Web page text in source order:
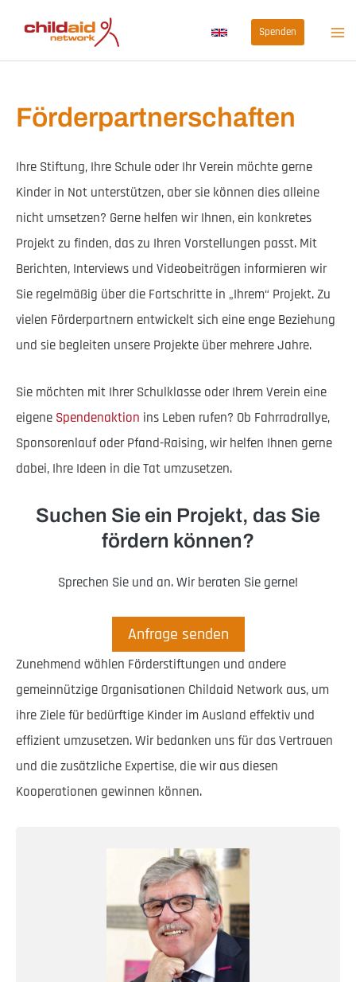
Inhalt
springen
Spenden
Förderpartnerschaften
Ihre Stiftung, Ihre Schule oder Ihr Verein möchte gerne
Kinder in Not unterstützen, aber sie können dies alleine
nicht umsetzen? Gerne helfen wir Ihnen, ein konkretes
Projekt zu finden, das zu Ihren Vorstellungen passt. Mit
Berichten, Interviews und Videobeiträgen informieren wir
Sie regelmäßig über die Fortschritte in „Ihrem“ Projekt. Zu
vielen Förderpartnern entwickelt sich eine enge Beziehung
und sie begleiten unsere Projekte über mehrere Jahre.
Sie möchten mit Ihrer Schulklasse oder Ihrem Verein eine
eigene Spendenaktion ins Leben rufen? Ob Fahrradrallye,
Sponsorenlauf oder Pfand-Raising, wir helfen Ihnen gerne
dabei, Ihre Ideen in die Tat umzusetzen.
Suchen Sie ein Projekt, das Sie
fördern können?
Sprechen Sie und an. Wir beraten Sie gerne!
Anfrage senden
Zunehmend wählen Förderstiftungen und andere
gemeinnützige Organisationen Childaid Network aus, um
ihre Ziele für bedürftige Kinder im Ausland effektiv und
effizient umzusetzen. Wir bedanken uns für das Vertrauen
und die zusätzliche Expertise, die wir aus diesen
Kooperationen gewinnen können.